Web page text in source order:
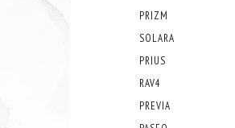
PRIZM
SOLARA
PRIUS
RAV4
PREVIA